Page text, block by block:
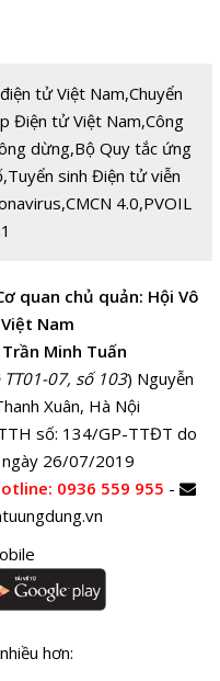
tử Việt Nam,Chuyển
Điện tử Việt Nam,Công
dừng,Bộ Quy tắc ứng
,Tuyển sinh Điện tử viễn
,CMCN 4.0,PVOIL
quan chủ quản: Hội Vô
Nam
Minh Tuấn
TT01-07, số 103) Nguyễn
Xuân, Hà Nội
số: 134/GP-TTĐT do
26/07/2019
: 0936 559 955 -
hơn: